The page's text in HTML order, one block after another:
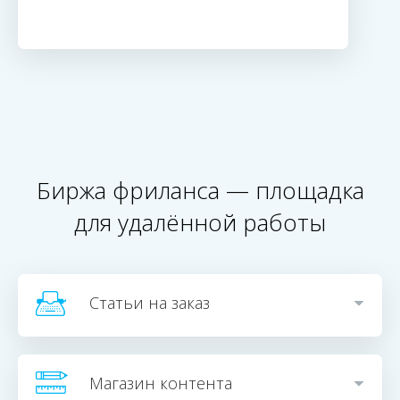
Биржа фриланса — площадка
для удалённой работы
Статьи на заказ
Зарегистрировавшись в системе как заказчик, вы сможете
заказать профессиональный творческий текст. В качестве
Магазин контента